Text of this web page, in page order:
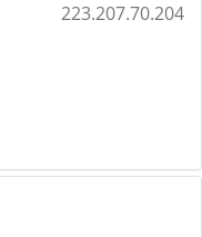
223.207.70.204